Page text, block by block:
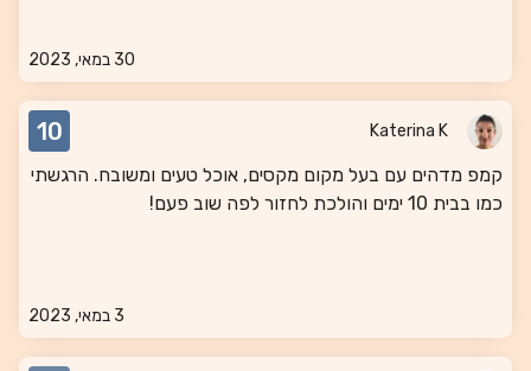
30 במאי, 2023
Katerina K
10
קמפ מדהים עם בעל מקום מקסים, אוכל טעים ומשובח. הרגשתי
כמו בבית 10 ימים והולכת לחזור לפה שוב פעם!
3 במאי, 2023